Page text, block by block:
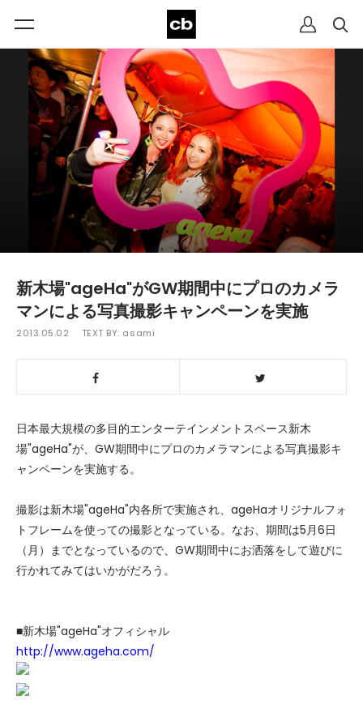
新木場"ageHa"がGW期間中にプロのカメラ
マンによる写真撮影キャンペーンを実施
2013.05.02 TEXT BY: asami
日本最大規模の多目的エンターテインメントスペース新木
場"ageHa"が、GW期間中にプロのカメラマンによる写真撮影キ
ャンペーンを実施する。
撮影は新木場"ageHa"内各所で実施され、ageHaオリジナルフォ
トフレームを使っての撮影となっている。なお、期間は5月6日
（月）までとなっているので、GW期間中にお洒落をして遊びに
行かれてみてはいかがだろう。
■新木場"ageHa"オフィシャル
http://www.ageha.com/